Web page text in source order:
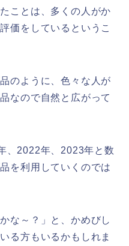
ことは、多くの人がか
価をしているというこ
のように、色々な人が
なので自然と広がって
、2022年、2023年と数
を利用していくのでは
な～？」と、かめびし
る方もいるかもしれま